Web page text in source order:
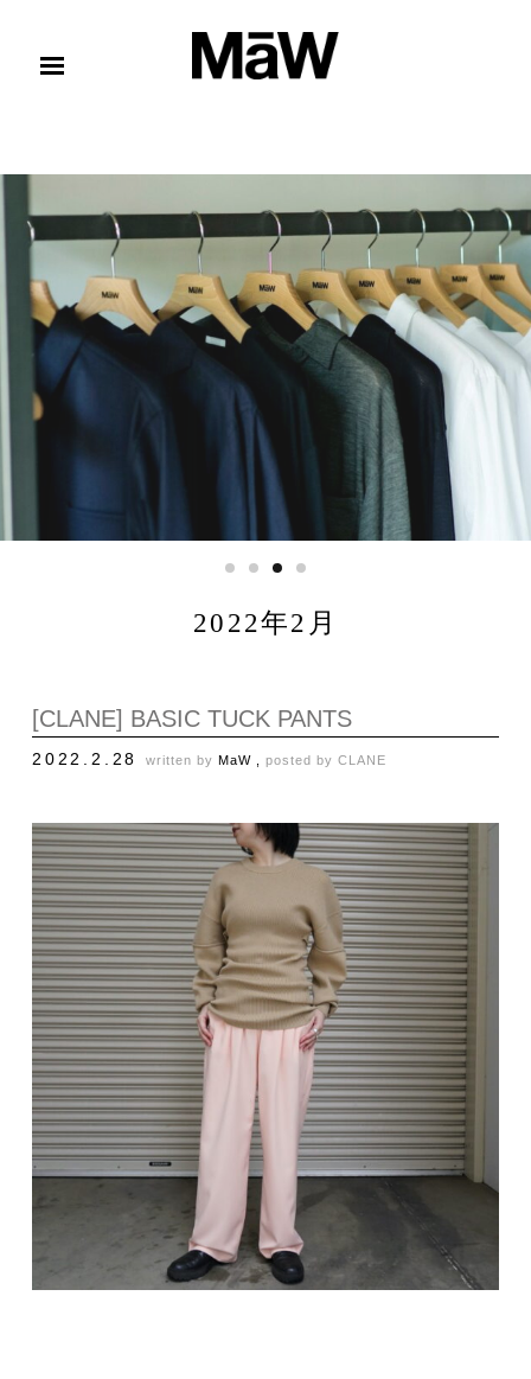
2022年2月
[CLANE] BASIC TUCK PANTS
2022.2.28 written by MaW , posted by CLANE